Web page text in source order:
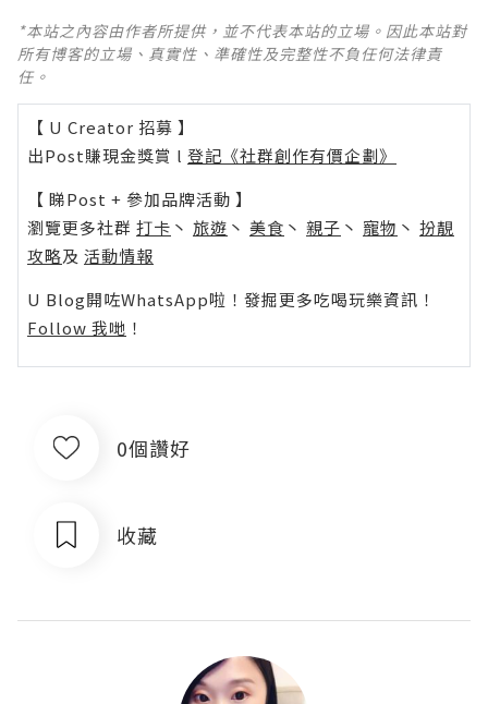
*本站之內容由作者所提供，並不代表本站的立場。因此本站對
所有博客的立場、真實性、準確性及完整性不負任何法律責
任。
【 U Creator 招募 】
出Post賺現金獎賞 l 登記《社群創作有價企劃》
【 睇Post + 參加品牌活動 】
瀏覽更多社群 打卡 丶 旅遊 丶 美食 丶 親子 丶 寵物 丶 扮靚
攻略及 活動情報
U Blog開咗WhatsApp啦！發掘更多吃喝玩樂資訊！
Follow 我哋 ！
0個讚好
收藏